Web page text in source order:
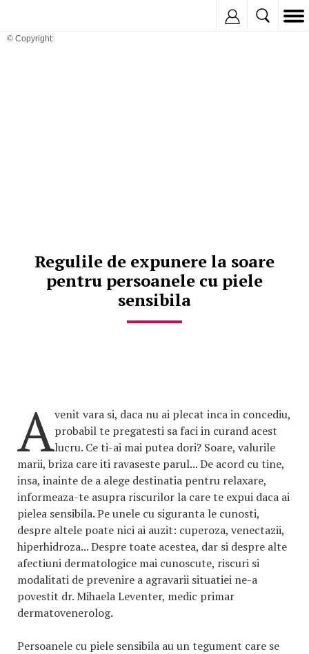
© Copyright:
Regulile de expunere la soare
pentru persoanele cu piele
sensibila
Avenit vara si, daca nu ai plecat inca in concediu,
probabil te pregatesti sa faci in curand acest
lucru. Ce ti-ai mai putea dori? Soare, valurile
marii, briza care iti ravaseste parul... De acord cu tine,
insa, inainte de a alege destinatia pentru relaxare,
informeaza-te asupra riscurilor la care te expui daca ai
pielea sensibila. Pe unele cu siguranta le cunosti,
despre altele poate nici ai auzit: cuperoza, venectazii,
hiperhidroza... Despre toate acestea, dar si despre alte
afectiuni dermatologice mai cunoscute, riscuri si
modalitati de prevenire a agravarii situatiei ne-a
povestit dr. Mihaela Leventer, medic primar
dermatovenerolog.
Persoanele cu piele sensibila au un tegument care se